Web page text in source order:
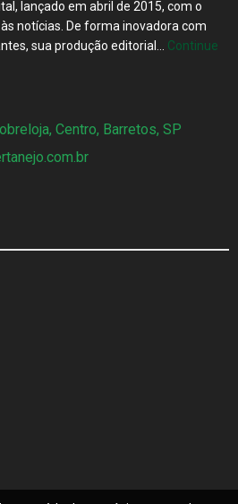
lançado em abril de 2015, com o
notícias. De forma inovadora com
sua produção editorial… Continue
Centro, Barretos, SP